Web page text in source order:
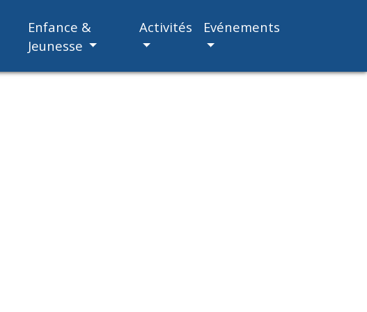
Enfance &
Jeunesse
Activités Evénements